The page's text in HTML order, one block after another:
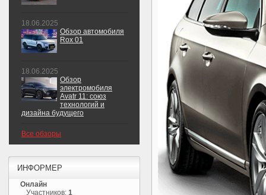
18.06.2025
Обзор автомобиля
Rox 01
18.06.2025
Обзор
электромобиля
Avatr 11: союз
технологий и
дизайна будущего
Все обзоры
ИНФОРМЕР
Онлайн
Участников: 1